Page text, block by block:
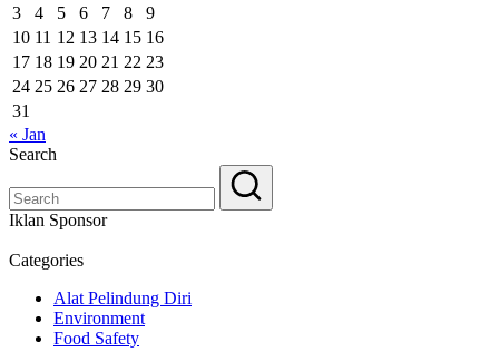
3
4 5 6 7 8
9
10 11 12 13 14 15 16
17 18 19 20 21 22 23
24 25 26 27 28 29 30
31
« Jan
Search
Iklan Sponsor
Categories
Alat Pelindung Diri
Environment
Food Safety